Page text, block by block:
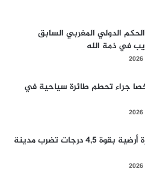
الدولي المغربي السابق
في ذمة الله
13 شخصا جراء تحطم طائرة سياحية في
فنزويلا.. هزة أرضية بقوة 4,5 درجات تضرب مدينة